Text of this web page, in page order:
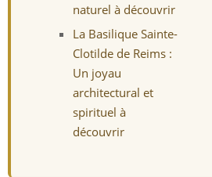
naturel à découvrir
La Basilique Sainte-
Clotilde de Reims :
Un joyau
architectural et
spirituel à
découvrir